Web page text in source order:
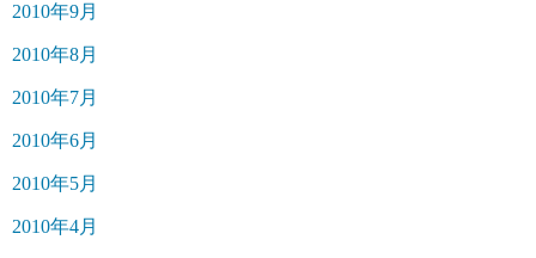
2010年9月
2010年8月
2010年7月
2010年6月
2010年5月
2010年4月